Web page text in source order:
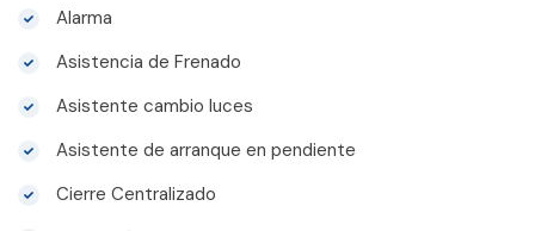
Alarma
Asistencia de Frenado
Asistente cambio luces
Asistente de arranque en pendiente
Cierre Centralizado